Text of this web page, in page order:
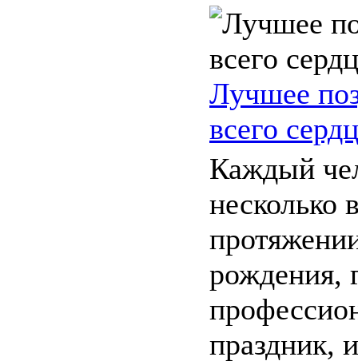
Лучшее
всего
Каждый
несколько
рождения,
праздник,